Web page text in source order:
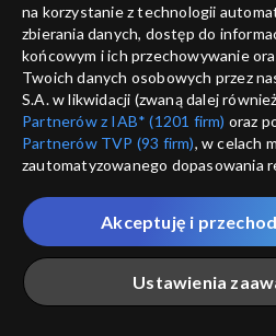
Sezony i odcinki
Wybierz
Odcinki
Rekomendowane
na korzystanie z technologii
zbierania danych, dostęp do
końcowym i ich przechowywanie
Twoich danych osobowych przez
S.A. w likwidacji (zwaną dalej również
Partnerów z IAB* (1201 firm) oraz
Partnerów TVP (93 firm), w celach
zautomatyzowanego dopasowania
które wskazujemy poniżej, a także
przez nas identyfikatora PPID do
Twoje dane osobowe zbierane
Ciebie naszych
poszczególnych
„Portalem”, w tym informacje
Ustawienia
Akceptuję i